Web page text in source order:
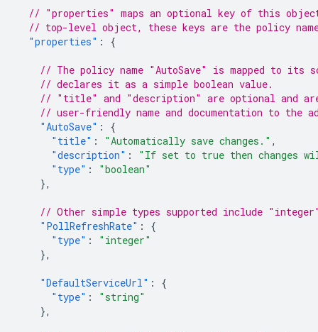
// "properties" maps an optional key of this
// top-level object, these keys are the policy
"properties" : {
// The policy name "AutoSave" is mapped to its
// declares it as a simple boolean value.
// "title" and "description" are optional and are
// user-friendly name and documentation to the
"AutoSave" :
{
"title" : "Automatically save changes." ,
"description" :
"If set to true then changes
"type" :
"boolean"
},
// Other simple types supported include
"PollRefreshRate" :
{
"type" :
"integer"
},
"DefaultServiceUrl" :
{
"type" :
"string"
},